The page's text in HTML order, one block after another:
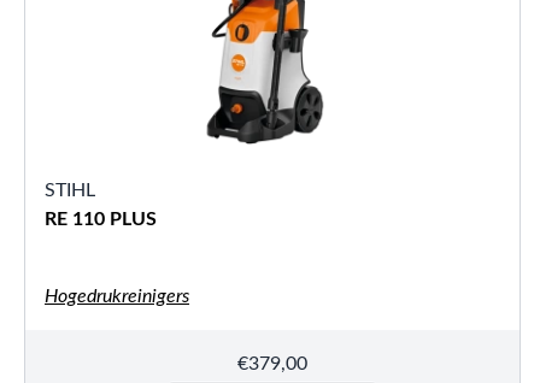
STIHL
RE 110 PLUS
Hogedrukreinigers
€379,00